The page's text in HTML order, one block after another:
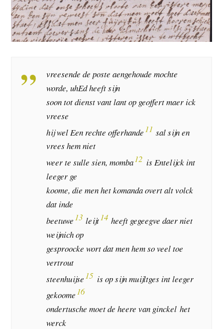
vreesende de poste aengehoude mochte
worde, uhEd heeft sijn
soon tot dienst vant lant op geoffert maer ick
vreese
hij wel Een rechte offerhande11 sal sijn en
vrees hem niet
weer te sulle sien, momba12 is Entelijck int
leeger ge
koome, die men het komanda overt alt volck
dat inde
beetuwe13 leijt14 heeft gegeegve daer niet
weijnich op
gesproocke wort dat men hem so veel toe
vertrout
steenhuijse 15 is op sijn muijltges int leeger
gekoome16
ondertusche moet de heere van ginckel het
werck